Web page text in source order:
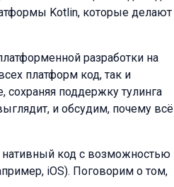
Kotlin, которые делают
разработки на
платформ код, так и
поддержку тулинга
и обсудим, почему всё
нативный код с возможностью
iOS). Поговорим о том,